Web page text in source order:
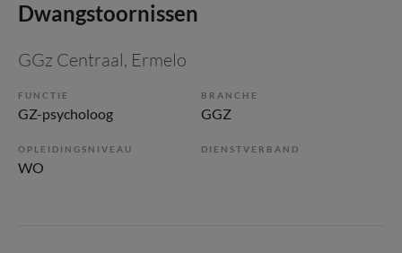
Dwangstoornissen
GGz Centraal, Ermelo
FUNCTIE
GZ-psycholoog
BRANCHE
GGZ
OPLEIDINGSNIVEAU
WO
DIENSTVERBAND